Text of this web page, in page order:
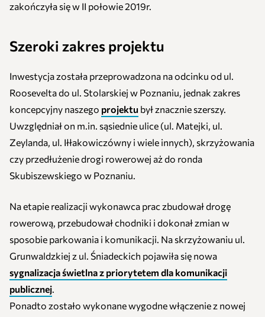
zakończyła się w II połowie 2019r.
Szeroki zakres projektu
Inwestycja została przeprowadzona na odcinku od ul.
Roosevelta do ul. Stolarskiej w Poznaniu, jednak zakres
koncepcyjny naszego projektu był znacznie szerszy.
Uwzględniał on m.in. sąsiednie ulice (ul. Matejki, ul.
Zeylanda, ul. Iłłakowiczówny i wiele innych), skrzyżowania
czy przedłużenie drogi rowerowej aż do ronda
Skubiszewskiego w Poznaniu.
Na etapie realizacji wykonawca prac zbudował drogę
rowerową, przebudował chodniki i dokonał zmian w
sposobie parkowania i komunikacji. Na skrzyżowaniu ul.
Grunwaldzkiej z ul. Śniadeckich pojawiła się nowa
sygnalizacja świetlna z priorytetem dla komunikacji
publicznej.
Ponadto zostało wykonane wygodne włączenie z nowej